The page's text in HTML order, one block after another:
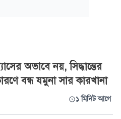
অভাবে নয়, সিদ্ধান্তের
বন্ধ যমুনা সার কারখানা
১ মিনিট আগে